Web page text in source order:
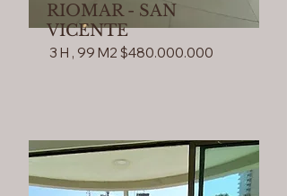
RIOMAR - SAN
VICENTE
3 H , 99 M2 $480.000.000